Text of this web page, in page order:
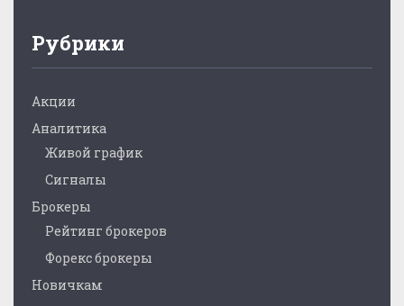
Рубрики
Акции
Аналитика
Живой график
Сигналы
Брокеры
Рейтинг брокеров
Форекс брокеры
Новичкам